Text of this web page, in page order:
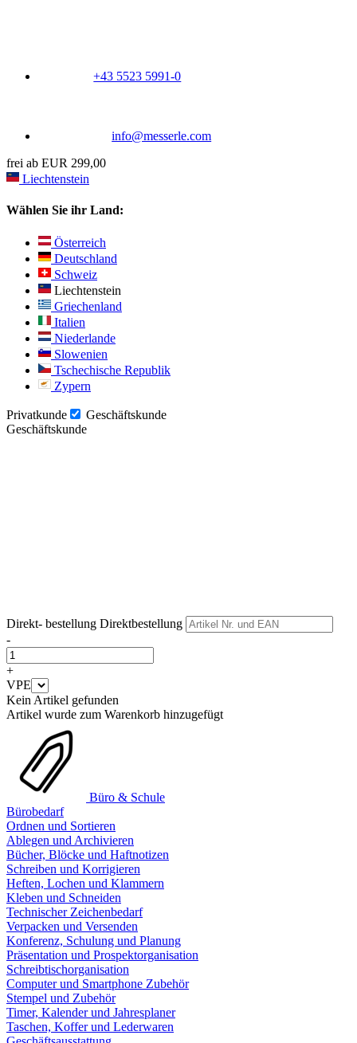
+43 5523 5991-0
info@messerle.com
frei ab EUR 299,00
Liechtenstein
Wählen Sie ihr Land:
Österreich
Deutschland
Schweiz
Liechtenstein
Griechenland
Italien
Niederlande
Slowenien
Tschechische Republik
Zypern
Privatkunde
Geschäftskunde
Geschäftskunde
Direkt- bestellung Direktbestellung
-
+
VPE
Kein Artikel gefunden
Artikel wurde zum Warenkorb hinzugefügt
Büro & Schule
Bürobedarf
Ordnen und Sortieren
Ablegen und Archivieren
Bücher, Blöcke und Haftnotizen
Schreiben und Korrigieren
Heften, Lochen und Klammern
Kleben und Schneiden
Technischer Zeichenbedarf
Verpacken und Versenden
Konferenz, Schulung und Planung
Präsentation und Prospektorganisation
Schreibtischorganisation
Computer und Smartphone Zubehör
Stempel und Zubehör
Timer, Kalender und Jahresplaner
Taschen, Koffer und Lederwaren